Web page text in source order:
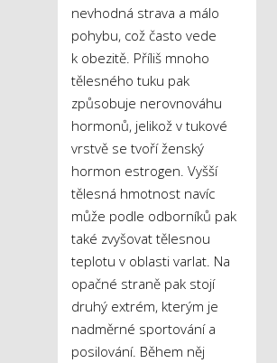
nevhodná strava a málo
pohybu, což často vede
k obezitě. Příliš mnoho
tělesného tuku pak
způsobuje nerovnováhu
hormonů, jelikož v tukové
vrstvě se tvoří ženský
hormon estrogen. Vyšší
tělesná hmotnost navíc
může podle odborníků pak
také zvyšovat tělesnou
teplotu v oblasti varlat. Na
opačné straně pak stojí
druhý extrém, kterým je
nadměrné sportování a
posilování. Během něj